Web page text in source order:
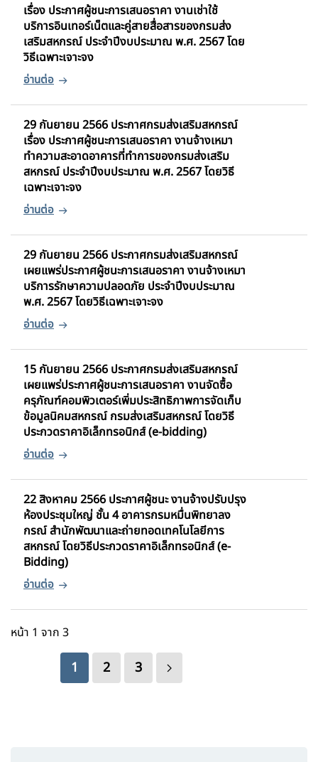
เรื่อง ประกาศผู้ชนะการเสนอราคา งานเช่าใช้
บริการอินเทอร์เน็ตและคู่สายสื่อสารของกรมส่ง
เสริมสหกรณ์ ประจำปีงบประมาณ พ.ศ. 2567 โดย
วิธีเฉพาะเจาะจง
29 กันยายน 2566 ประกาศกรมส่งเสริมสหกรณ์
เรื่อง ประกาศผู้ชนะการเสนอราคา งานจ้างเหมา
ทำความสะอาดอาคารที่ทำการของกรมส่งเสริม
สหกรณ์ ประจำปีงบประมาณ พ.ศ. 2567 โดยวิธี
เฉพาะเจาะจง
29 กันยายน 2566 ประกาศกรมส่งเสริมสหกรณ์
เผยแพร่ประกาศผู้ชนะการเสนอราคา งานจ้างเหมา
บริการรักษาความปลอดภัย ประจำปีงบประมาณ
พ.ศ. 2567 โดยวิธีเฉพาะเจาะจง
15 กันยายน 2566 ประกาศกรมส่งเสริมสหกรณ์
เผยแพร่ประกาศผู้ชนะการเสนอราคา งานจัดซื้อ
ครุภัณฑ์คอมพิวเตอร์เพิ่มประสิทธิภาพการจัดเก็บ
ข้อมูลนิคมสหกรณ์ กรมส่งเสริมสหกรณ์ โดยวิธี
ประกวดราคาอิเล็กทรอนิกส์ (e-bidding)
22 สิงหาคม 2566 ประกาศผู้ชนะ งานจ้างปรับปรุง
ห้องประชุมใหญ่ ชั้น 4 อาคารกรมหมื่นพิทยาลง
กรณ์ สำนักพัฒนาและถ่ายทอดเทคโนโลยีการ
สหกรณ์ โดยวิธีประกวดราคาอิเล็กทรอนิกส์ (e-
Bidding)
หน้า 1 จาก 3
1 2 3